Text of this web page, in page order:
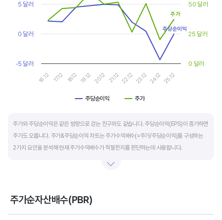
상승한다는 뜻입니다.
10년 간 장기적인 주가수익배수의 움직임과 최고, 최저점을 확인한 후, 현재 시점
주가수익배수와 비교해 주가가 싼지 비싼지를 평가하는게 좋습니다. 일반적으로 장기적인
주가수익배수의 평균 정도에 있으면 매수를 검토하고, 역사적인 최고점 수준에 있다면
이익이 더 성장할 수 있을지 더 꼼꼼히 살피고 유의해야 합니다.
주당순이익 주가
16.12 17.12 18.12 19.12 20.12 21.12 22.12 23.12 24.12 25.12
-5 달러
0 달러
5 달러
0 달러
25 달러
50 달러
주당순이익
주가
주가와 주당순이익은 같은 방향으로 걷는 친구와도 같습니다. 주당순이익(EPS)이 증가하면
주가도 오릅니다. 주가&주당순이익 차트는 주가수익배수(=주가/주당순이익)를 구성하는
2가지 요인을 분석해 현재 주가수익배수가 적절한지를 판단하는데 사용합니다.
- 매수 검토 : 주당순이익 증가, 주가 상승
- 매도 검토 : 주당순이익 감소, 주가 횡보 또는 하락
주가순자산배수(PBR)
Chart